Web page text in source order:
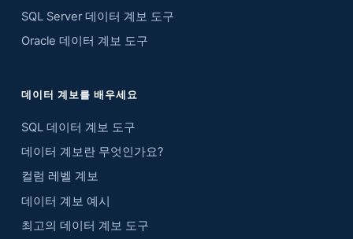
SQL Server 데이터 계보 도구
Oracle 데이터 계보 도구
데이터 계보를 배우세요
SQL 데이터 계보 도구
데이터 계보란 무엇인가요?
컬럼 레벨 계보
데이터 계보 예시
최고의 데이터 계보 도구